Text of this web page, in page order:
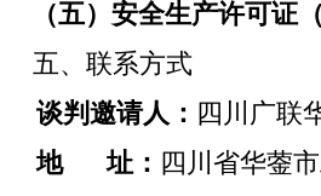
（五）安全生产许可证
五、联系方式
谈判邀请人： 四川广联
地
址： 四川省华蓥